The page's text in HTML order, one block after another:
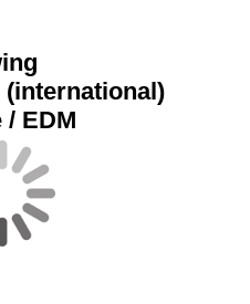
/ EDM